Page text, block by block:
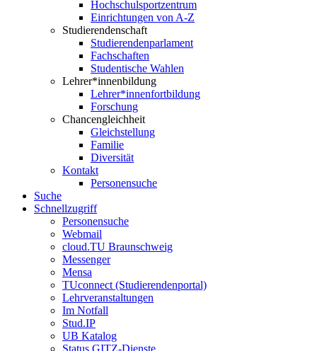
Hochschulsportzentrum
Einrichtungen von A-Z
Studierendenschaft
Studierendenparlament
Fachschaften
Studentische Wahlen
Lehrer*innenbildung
Lehrer*innenfortbildung
Forschung
Chancengleichheit
Gleichstellung
Familie
Diversität
Kontakt
Personensuche
Suche
Schnellzugriff
Personensuche
Webmail
cloud.TU Braunschweig
Messenger
Mensa
TUconnect (Studierendenportal)
Lehrveranstaltungen
Im Notfall
Stud.IP
UB Katalog
Status GITZ-Dienste